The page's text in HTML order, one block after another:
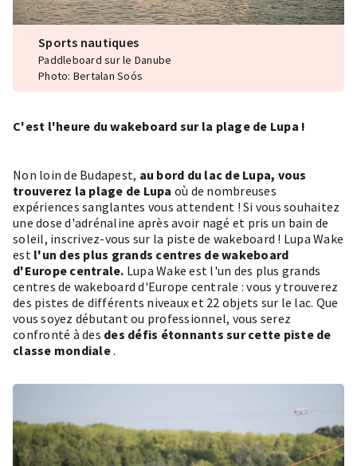
Sports nautiques
Paddleboard sur le Danube
Photo: Bertalan Soós
C'est l'heure du wakeboard sur la plage de Lupa !
Non loin de Budapest, au bord du lac de Lupa, vous
trouverez la plage de Lupa où de nombreuses
expériences sanglantes vous attendent ! Si vous souhaitez
une dose d'adrénaline après avoir nagé et pris un bain de
soleil, inscrivez-vous sur la piste de wakeboard ! Lupa Wake
est l'un des plus grands centres de wakeboard
d'Europe centrale. Lupa Wake est l'un des plus grands
centres de wakeboard d'Europe centrale : vous y trouverez
des pistes de différents niveaux et 22 objets sur le lac. Que
vous soyez débutant ou professionnel, vous serez
confronté à des des défis étonnants sur cette piste de
classe mondiale.